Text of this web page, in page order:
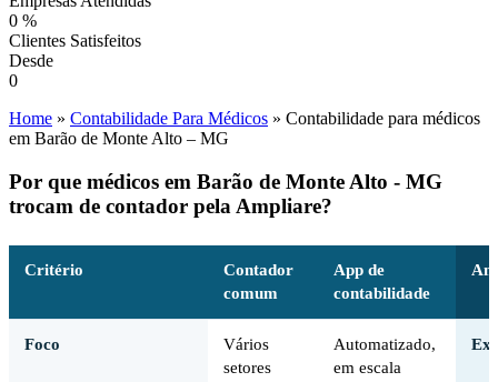
0 %
Clientes Satisfeitos
Desde
0
Home » Contabilidade Para Médicos » Contabilidade para médicos
em Barão de Monte Alto – MG
Por que médicos em Barão de Monte Alto - MG
trocam de contador pela Ampliare?
Critério
Contador
comum
App de
contabilidade
Foco
Vários
setores
Automatizado,
em escala